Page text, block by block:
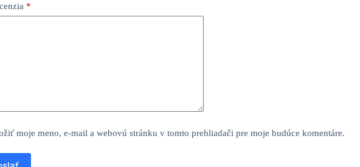
*
moje meno, e-mail a webovú stránku v tomto prehliadači pre moje budúce komentáre.